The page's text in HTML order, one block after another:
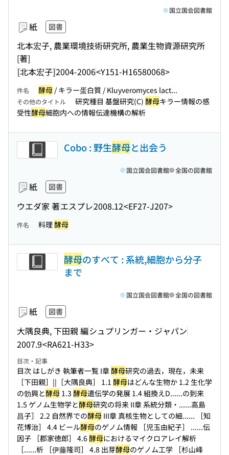
紙 図書
北本宏子, 農業環境技術研究所, 農業生物資源研究所
[著]
[北本宏子]2004-2006<Y151-H16580068>
国立国会図書館
件名 酵母 / キラー蛋白質 / Kluyveromyces lact...
その他のタイトル 研究種目 基盤研究(C) 酵母キラー情報の感
受性酵母細胞内への情報伝達機構の解析
Cobo : 野生酵母と出会う
紙 図書
ウエダ家 著エスプレ2008.12<EF27-J207>
国立国会図書館 全国の図書館
件名 料理酵母
酵母のすべて : 系統,細胞から分子
まで
紙 図書
大隅良典, 下田親 編シュプリンガー・ジャパン
2007.9<RA621-H33>
国立国会図書館 全国の図書館
目次・記事
目次 はしがき 執筆者一覧 I章酵母研究の過去，現在，未来
［下田親］||［大隅良典］ 1.1 酵母はどんな生物か 1.2 生化学
の勃興と酵母 1.3 酵母遺伝学の発展 1.4 組換えD......の到来
1.5 ゲノム生物学と酵母研究の将来 II章 系統分類・......高島
昌子］ 2.2 自然界での酵母 III章 真核生物としての細...... ［知
花博治］ 4.4 ビール酵母のゲノム情報 ［児玉由紀子］ ......伝
因子 ［郡家徳郎］ 4.6酵母におけるマイクロアレイ解析
［......析 ［伊藤隆司］ 4.8 出芽酵母のゲノム工学 ［杉山峰